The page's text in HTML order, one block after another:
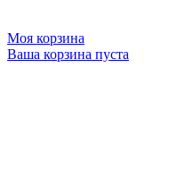
Моя корзина
Ваша корзина пуста